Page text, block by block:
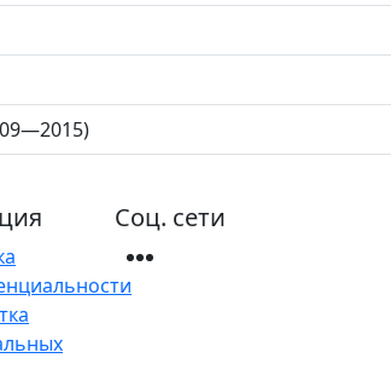
Соц. сети